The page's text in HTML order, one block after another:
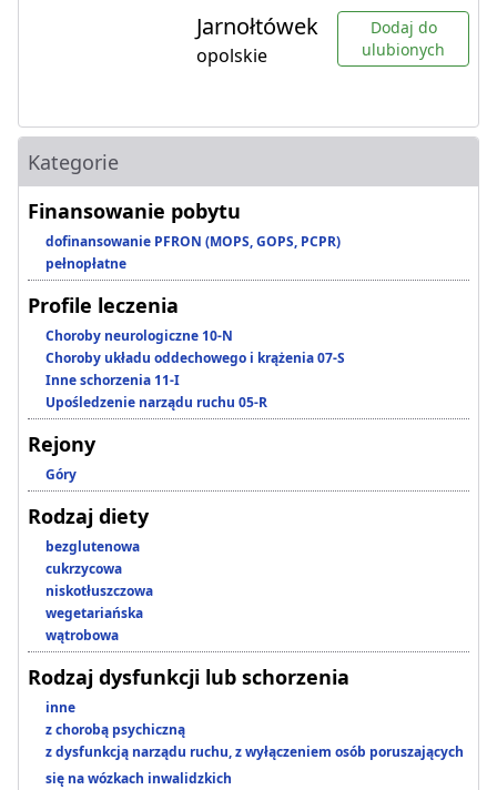
Jarnołtówek
opolskie
Dodaj do
ulubionych
Kategorie
Finansowanie pobytu
dofinansowanie PFRON (MOPS, GOPS, PCPR)
pełnopłatne
Profile leczenia
Choroby neurologiczne 10-N
Choroby układu oddechowego i krążenia 07-S
Inne schorzenia 11-I
Upośledzenie narządu ruchu 05-R
Rejony
Góry
Rodzaj diety
bezglutenowa
cukrzycowa
niskotłuszczowa
wegetariańska
wątrobowa
Rodzaj dysfunkcji lub schorzenia
inne
z chorobą psychiczną
z dysfunkcją narządu ruchu, z wyłączeniem osób poruszających
się na wózkach inwalidzkich